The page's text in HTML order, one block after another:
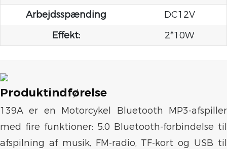
Arbejdsspænding
DC12V
Effekt:
2*10W
Produktindførelse
139A er en Motorcykel Bluetooth MP3-afspiller
med fire funktioner: 5.0 Bluetooth-forbindelse til
afspilning af musik, FM-radio, TF-kort og USB til